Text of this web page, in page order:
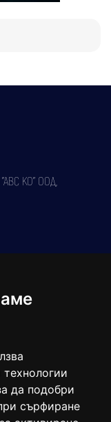
да подобри
сърфиране
КО" ООД,